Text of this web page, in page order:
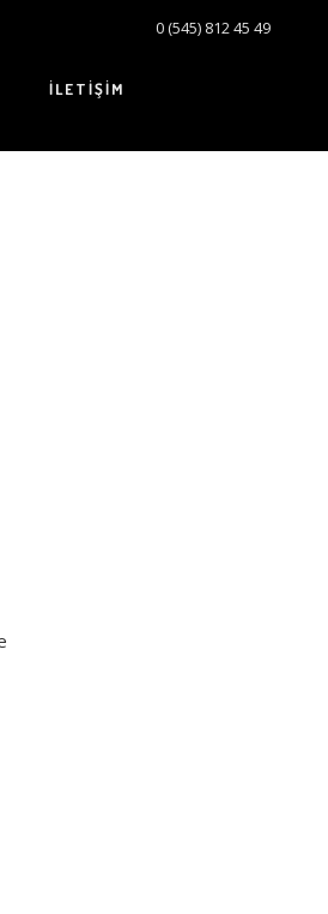
0 (545) 812 45 49
İLETIŞIM